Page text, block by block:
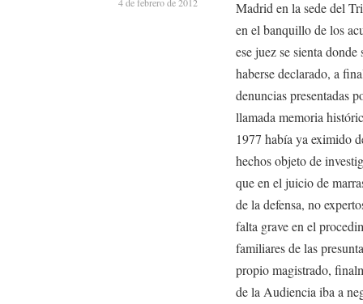
Madrid en la sede del
en el banquillo de los
ese juez se sienta
haberse declarado, a
denuncias presentadas
llamada memoria
1977 había ya eximido
hechos objeto de
que en el juicio de
de la defensa, no
falta grave en el
familiares de las
propio magistrado,
de la Audiencia iba a